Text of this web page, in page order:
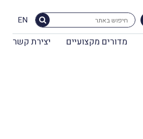
EN
מדורים מקצועיים יצירת קשר